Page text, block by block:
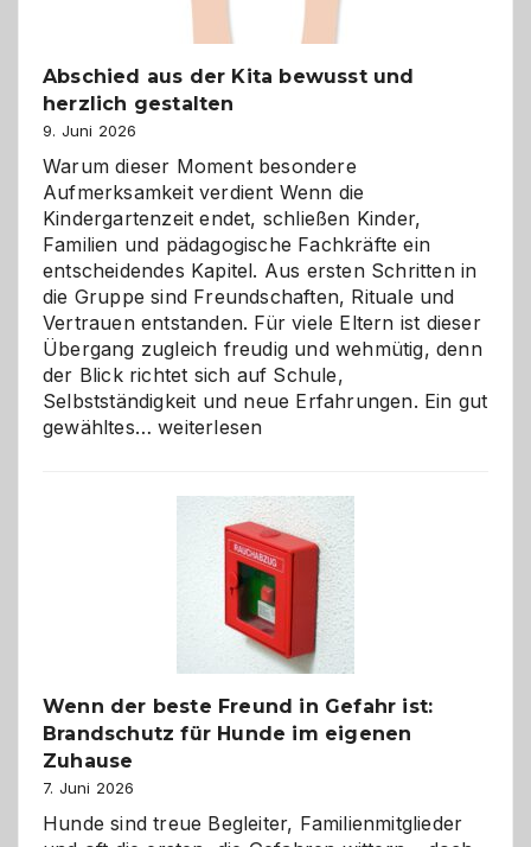
Abschied aus der Kita bewusst und
herzlich gestalten
9. Juni 2026
Warum dieser Moment besondere
Aufmerksamkeit verdient Wenn die
Kindergartenzeit endet, schließen Kinder,
Familien und pädagogische Fachkräfte ein
entscheidendes Kapitel. Aus ersten Schritten in
die Gruppe sind Freundschaften, Rituale und
Vertrauen entstanden. Für viele Eltern ist dieser
Übergang zugleich freudig und wehmütig, denn
der Blick richtet sich auf Schule,
Selbstständigkeit und neue Erfahrungen. Ein gut
gewähltes…Abschied
bewusst
herzlich
gestalten
weiterlesen
Wenn der beste Freund in Gefahr ist:
Brandschutz für Hunde im eigenen
Zuhause
7. Juni 2026
Hunde sind treue Begleiter, Familienmitglieder